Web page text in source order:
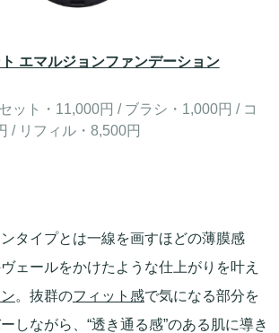
エマルジョンファンデーション
ット・11,000円 / ブラシ・1,000円 / コ
/ リフィル・8,500円
タイプとは一線を画すほどの薄膜感
ェールをかけたような仕上がりを叶え
。抜群のフィット感で気になる部分を
しながら、“透き通る感”のある肌に導き